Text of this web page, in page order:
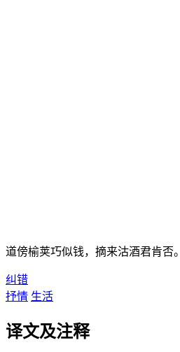
道傍榆荚巧似钱，摘来沽酒君肯否。
纠错
抒情 生活
译文及注释